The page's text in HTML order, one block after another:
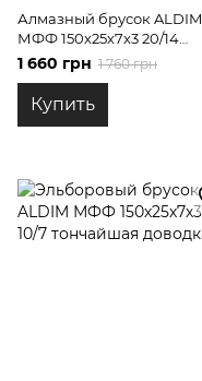
Алмазный брусок ALDIM
МФФ 150х25х7х3 20/14
тонкая доводка
1 660 грн 1 760 грн
Купить